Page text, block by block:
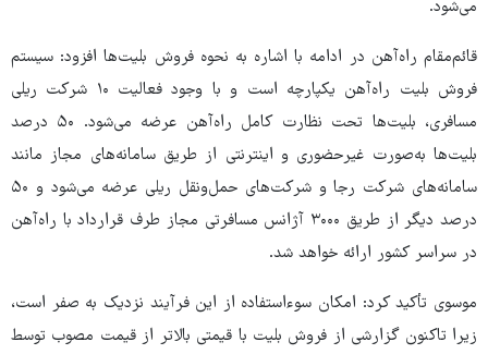
می‌شود.
قائم‌مقام راه‌آهن در ادامه با اشاره به نحوه فروش بلیت‌ها افزود: سیستم
فروش بلیت راه‌آهن یکپارچه است و با وجود فعالیت ۱۰ شرکت ریلی
مسافری، بلیت‌ها تحت نظارت کامل راه‌آهن عرضه می‌شود. ۵۰ درصد
بلیت‌ها به‌صورت غیرحضوری و اینترنتی از طریق سامانه‌های مجاز مانند
سامانه‌های شرکت رجا و شرکت‌های حمل‌ونقل ریلی عرضه می‌شود و ۵۰
درصد دیگر از طریق ۳۰۰۰ آژانس مسافرتی مجاز طرف قرارداد با راه‌آهن
در سراسر کشور ارائه خواهد شد.
موسوی تأکید کرد: امکان سوءاستفاده از این فرآیند نزدیک به صفر است،
زیرا تاکنون گزارشی از فروش بلیت با قیمتی بالاتر از قیمت مصوب توسط